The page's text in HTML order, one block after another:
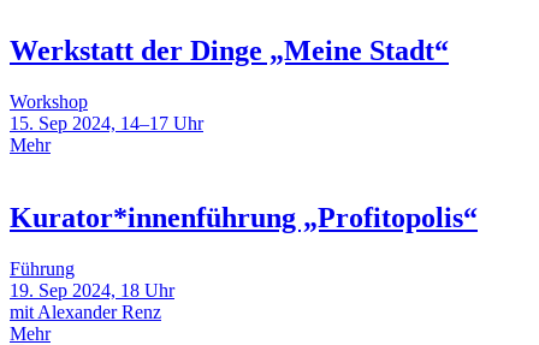
Werkstatt der Dinge „Meine Stadt“
Workshop
15. Sep 2024, 14–17 Uhr
Mehr
Kurator*innenführung „Profitopolis“
Führung
19. Sep 2024, 18 Uhr
mit Alexander Renz
Mehr